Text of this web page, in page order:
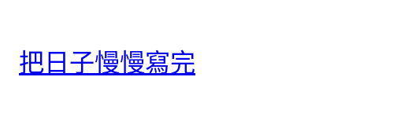
把日子慢慢寫完